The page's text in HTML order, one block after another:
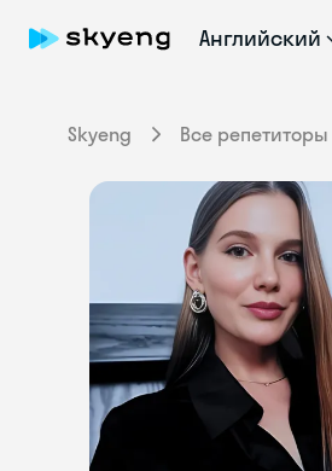
Английский
Skyeng Все репетиторы